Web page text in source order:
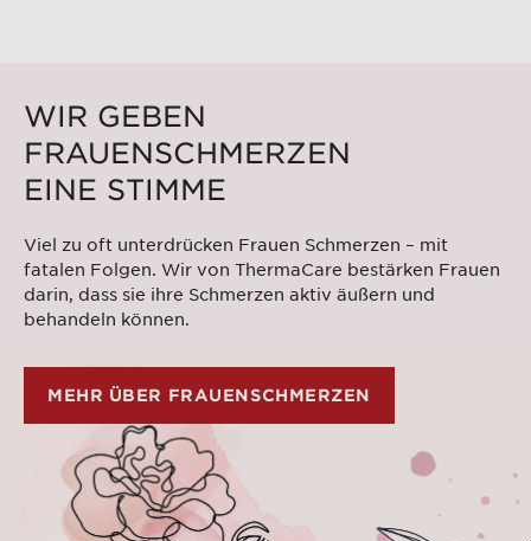
WIR GEBEN
FRAUENSCHMERZEN
EINE STIMME
Viel zu oft unterdrücken Frauen Schmerzen – mit
fatalen Folgen. Wir von ThermaCare bestärken Frauen
darin, dass sie ihre Schmerzen aktiv äußern und
behandeln können.
MEHR ÜBER FRAUENSCHMERZEN